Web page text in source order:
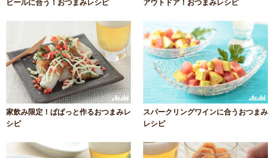
ビールに合う！おつまみレシピ アウトドア！おつまみレシピ
家飲み限定！ぱぱっと作るおつまみレ
シピ
スパークリングワインに合うおつまみ
レシピ